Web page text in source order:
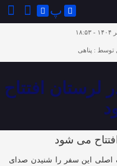
پ
توسط : پناهی
لرستان افتتاح
اصلی این سفر را شنیدن صدای